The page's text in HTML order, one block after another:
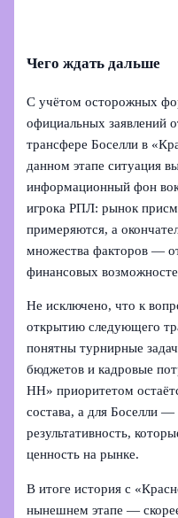
Чего ждать дальше
С учётом осторожных
официальных заявлений
трансфере Боселли в
данном этапе ситуация
информационный фон
игрока РПЛ: рынок
примеряются, а
множества факторов —
финансовых
Не исключено, что к
открытию следующего
понятны турнирные
бюджетов и кадровые
НН» приоритетом
состава, а для Боселли —
результативность,
ценность на рынке.
В итоге история с
нынешнем этапе —